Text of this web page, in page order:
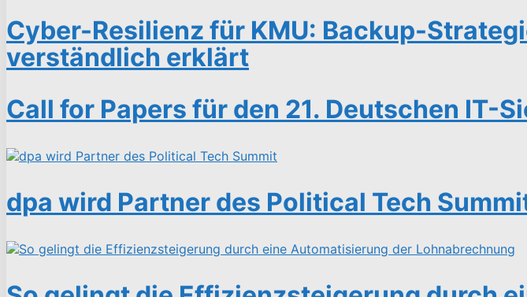
Cyber-Resilienz für KMU: Backup-
verständlich erklärt
Call for Papers für den 21. Deutschen
dpa wird Partner des Political Tech